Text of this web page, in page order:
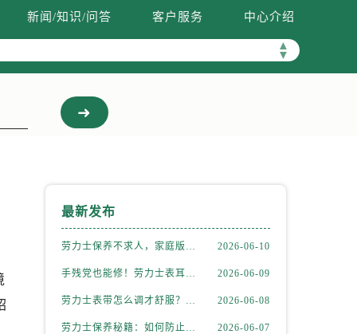
新闻/知识/问答 客户服务 中心介绍
▲
▼
最新发布
劳力士保养不求人，家庭版清洁全攻略 2026-06-10
手残党也能修！劳力士表耳脱落简易处理法 2026-06-09
劳力士表带怎么调才舒服？新手也能轻松上手 2026-06-08
劳力士保养秘籍：如何防止和修复表带掉色？ 2026-06-07